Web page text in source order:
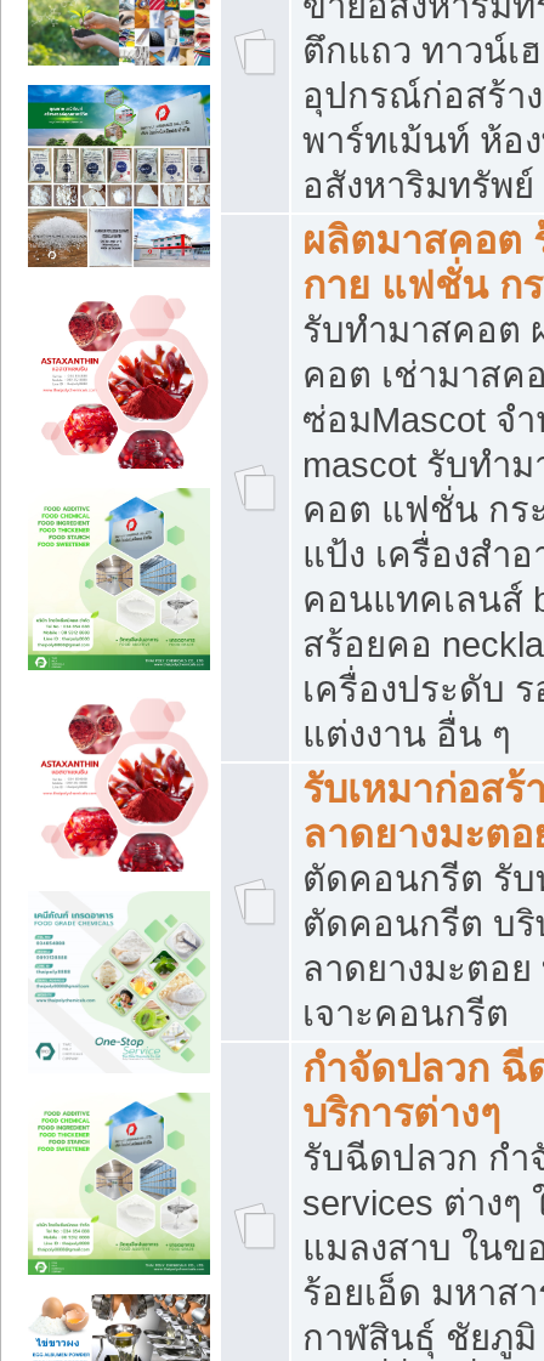
ตึกแถว ทาวน์เ
อุปกรณ์ก่อสร้า
พาร์ทเม้นท์ ห้อ
อสังหาริมทรัพ
ผลิตมาสคอต
กาย แฟชั่น กร
รับทำมาสคอต
คอต เช่ามาสค
ซ่อมMascot จ
mascot รับทำ
คอต แฟชั่น กระ
แป้ง เครื่องสำ
คอนแทคเลนส์
สร้อยคอ
เครื่องประดับ ร
แต่งงาน อื่น ๆ
รับเหมาก่อส
ลาดยางมะต
ตัดคอนกรีต รับ
ตัดคอนกรีต บริ
ลาดยางมะตอ
เจาะคอนกรีต
กำจัดปลวก ฉี
บริการต่างๆ
รับฉีดปลวก กำ
services ต่าง
แมลงสาบ ใน
ร้อยเอ็ด มหาส
กาฬสินธุ์ ชัยภู